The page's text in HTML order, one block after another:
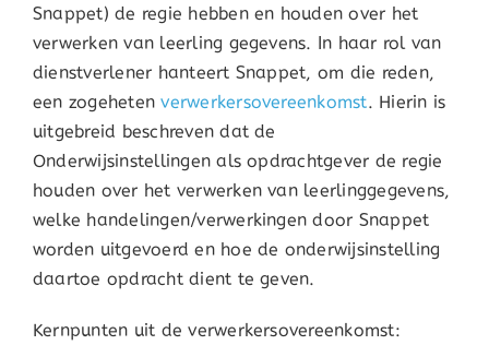
Snappet) de regie hebben en houden over het
verwerken van leerling gegevens. In haar rol van
dienstverlener hanteert Snappet, om die reden,
een zogehetenverwerkersovereenkomst. Hierin is
uitgebreid beschreven dat de
Onderwijsinstellingen als opdrachtgever de regie
houden over het verwerken van leerlinggegevens,
welke handelingen/verwerkingen door Snappet
worden uitgevoerd en hoe de onderwijsinstelling
daartoe opdracht dient te geven.
Kernpunten uit de verwerkersovereenkomst: